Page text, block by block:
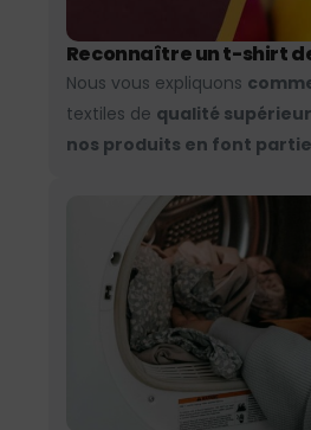
Reconnaître un t-shirt
Nous vous expliquons
textiles de qualité
nos produits en font